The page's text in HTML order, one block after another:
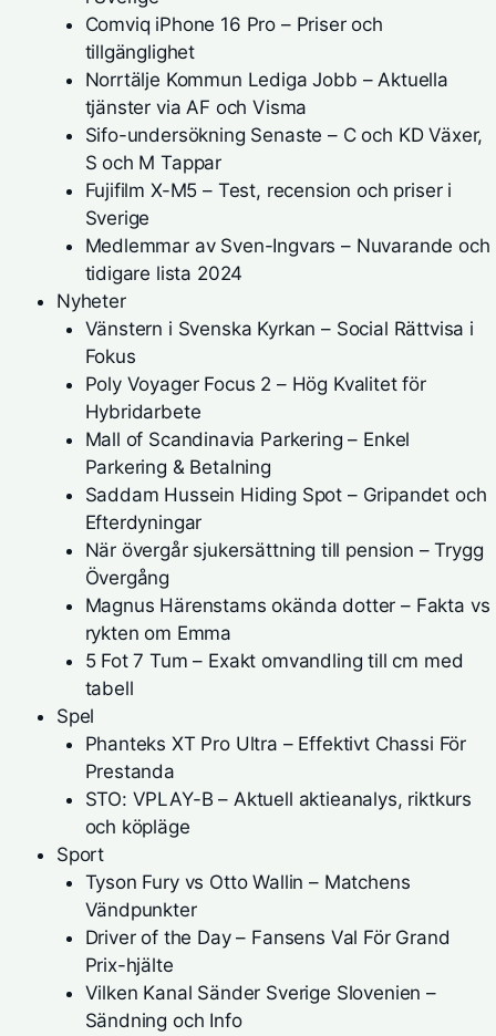
Comviq iPhone 16 Pro – Priser och
tillgänglighet
Norrtälje Kommun Lediga Jobb – Aktuella
tjänster via AF och Visma
Sifo-undersökning Senaste – C och KD Växer,
S och M Tappar
Fujifilm X-M5 – Test, recension och priser i
Sverige
Medlemmar av Sven-Ingvars – Nuvarande och
tidigare lista 2024
Nyheter
Vänstern i Svenska Kyrkan – Social Rättvisa i
Fokus
Poly Voyager Focus 2 – Hög Kvalitet för
Hybridarbete
Mall of Scandinavia Parkering – Enkel
Parkering & Betalning
Saddam Hussein Hiding Spot – Gripandet och
Efterdyningar
När övergår sjukersättning till pension – Trygg
Övergång
Magnus Härenstams okända dotter – Fakta vs
rykten om Emma
5 Fot 7 Tum – Exakt omvandling till cm med
tabell
Spel
Phanteks XT Pro Ultra – Effektivt Chassi För
Prestanda
STO: VPLAY-B – Aktuell aktieanalys, riktkurs
och köpläge
Sport
Tyson Fury vs Otto Wallin – Matchens
Vändpunkter
Driver of the Day – Fansens Val För Grand
Prix-hjälte
Vilken Kanal Sänder Sverige Slovenien –
Sändning och Info